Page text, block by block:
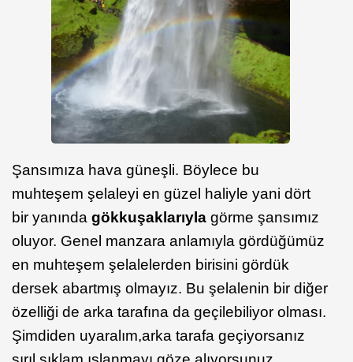
Şansımıza hava güneşli. Böylece bu
muhteşem şelaleyi en güzel haliyle yani dört
bir yanında gökkuşaklarıyla görme şansımız
oluyor. Genel manzara anlamıyla gördüğümüz
en muhteşem şelalelerden birisini gördük
dersek abartmış olmayız. Bu şelalenin bir diğer
özelliği de arka tarafına da geçilebiliyor olması.
Şimdiden uyaralım,arka tarafa geçiyorsanız